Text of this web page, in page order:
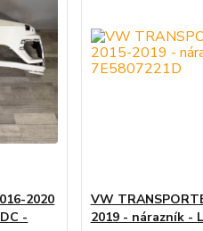
2020
-
VW
2019 - nárazník -